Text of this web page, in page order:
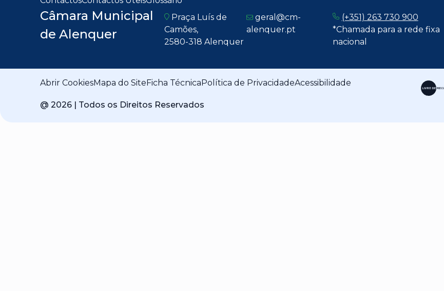
Câmara Municipal
de Alenquer
Praça Luís de
Camões,
2580-318 Alenquer
geral@cm-
alenquer.pt
(+351) 263 730 900
*Chamada para a rede fixa
nacional
Abrir CookiesMapa do SiteFicha TécnicaPolítica de PrivacidadeAcessibilidade
@ 2026 | Todos os Direitos Reservados